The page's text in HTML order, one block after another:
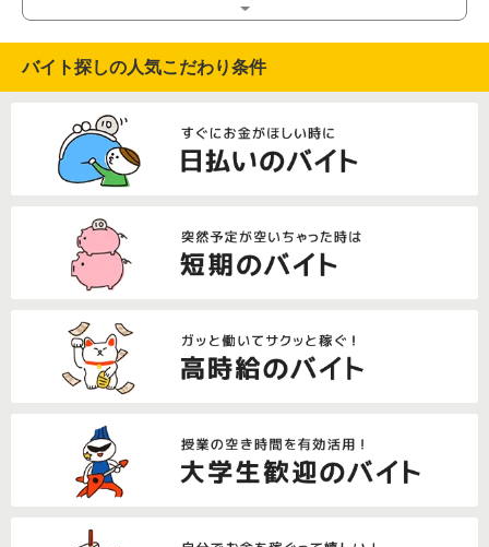
バイト探しの人気こだわり条件